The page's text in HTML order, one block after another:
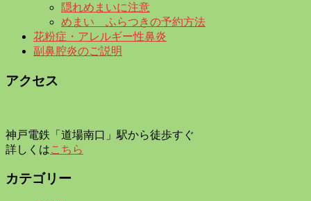
隠れめまいに注意
めまい ふらつきの予約方法
花粉症・アレルギー性鼻炎
副鼻腔炎のご説明
アクセス
神戸電鉄「道場南口」駅から徒歩すぐ
詳しくはこちら
カテゴリー